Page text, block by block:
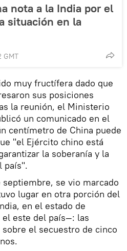
nota a la India por el
situación en la
GMT
muy fructífera dado que
sus posiciones
la reunión, el Ministerio
un comunicado en el
centímetro de China puede
"el Ejército chino está
la soberanía y la
país".
se vio marcado
lugar en otra porción del
en el estado de
este del país—: las
el secuestro de cinco